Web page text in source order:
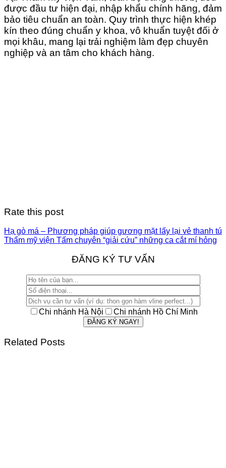
được đầu tư hiện đại, nhập khẩu chính hãng, đảm
bảo tiêu chuẩn an toàn. Quy trình thực hiện khép
kín theo đúng chuẩn y khoa, vô khuẩn tuyệt đối ở
mọi khâu, mang lại trải nghiệm làm đẹp chuyên
nghiệp và an tâm cho khách hàng.
Rate this post
Hạ gò má – Phương pháp giúp gương mặt lấy lại vẻ thanh tú
Thẩm mỹ viện Tấm chuyên “giải cứu” những ca cắt mí hỏng
ĐĂNG KÝ TƯ VẤN
Chi nhánh Hà Nội Chi nhánh Hồ Chí Minh
Related Posts